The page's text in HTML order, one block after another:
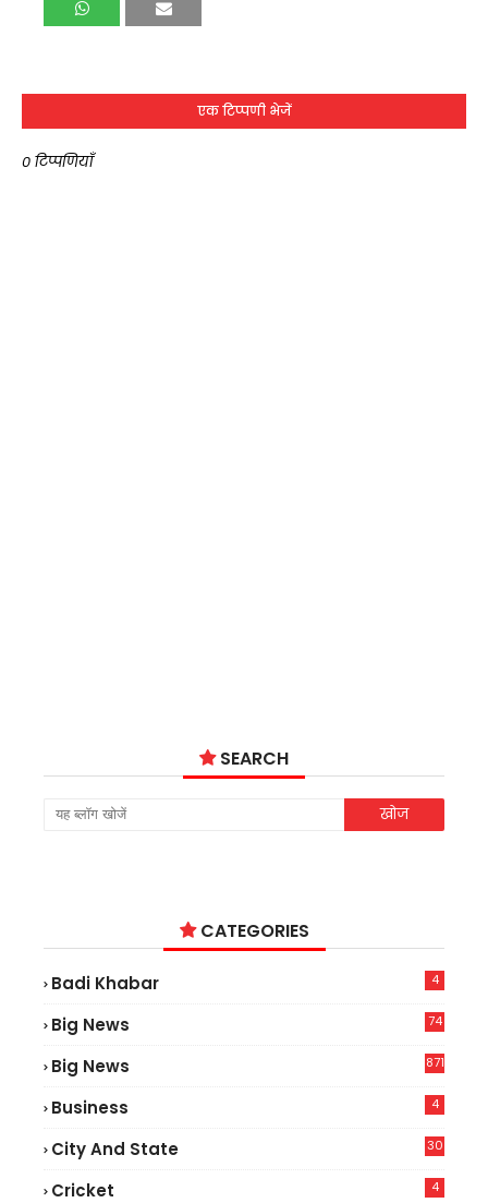
एक टिप्पणी भेजें
0 टिप्पणियाँ
SEARCH
CATEGORIES
Badi Khabar 4
Big News
74
Big News 871
Business 4
City And State 30
Cricket 4